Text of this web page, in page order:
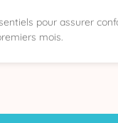
pour assurer
mois.